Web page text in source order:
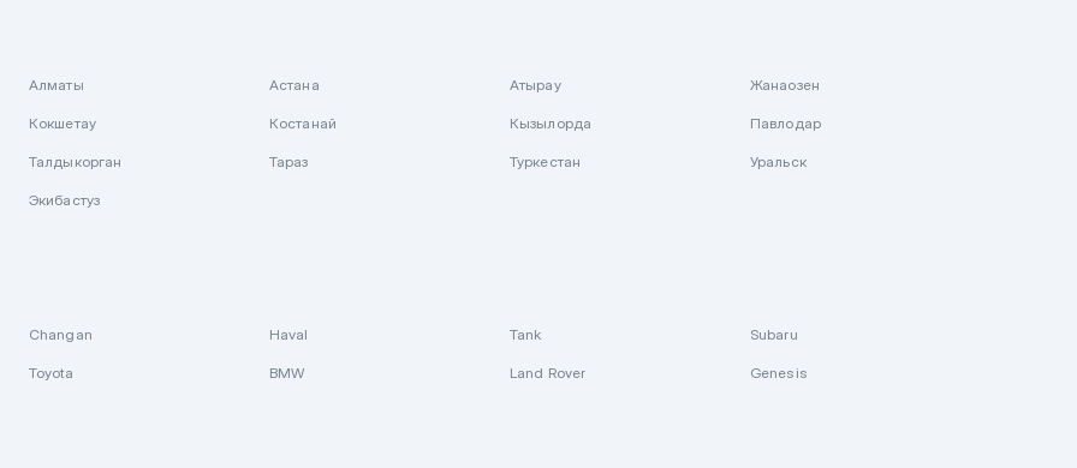
Алматы Астана Атырау Жанаозен
Кокшетау Костанай Кызылорда Павлодар
Талдыкорган Тараз Туркестан Уральск
Экибастуз
Changan Haval Tank Subaru
Toyota BMW Land Rover Genesis